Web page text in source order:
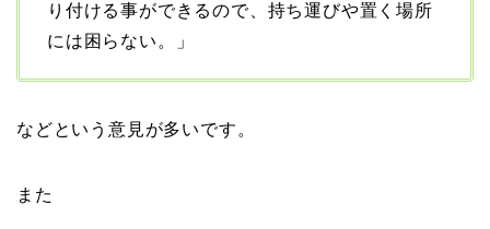
り付ける事ができるので、持ち運びや置く場所
には困らない。」
などという意見が多いです。
また